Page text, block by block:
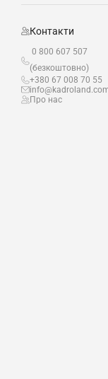
Контакти
0 800 607 507
(безкоштовно)
+380 67 008 70 55
Про нас